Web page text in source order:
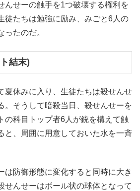
んせーの触手を1つ破壊する権利を
徒たちは勉強に励み、みごと6人の
ったのだ。
結末)
夏休みに入り、生徒たちは殺せんせ
。そうして暗殺当日、殺せんせーを
の科目トップ者6人が銃を構えて触
と、周囲に用意しておいた水を一斉
は防御形態に変化すると同時に大き
せんせーはボール状の球体となって